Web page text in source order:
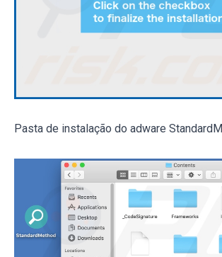
Pasta de instalação do adware